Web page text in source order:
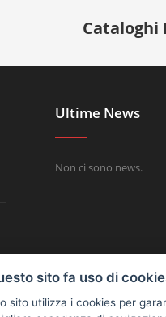
Cataloghi
Ultime News
Non ci sono news.
sito fa uso di
sito utilizza i cookies per